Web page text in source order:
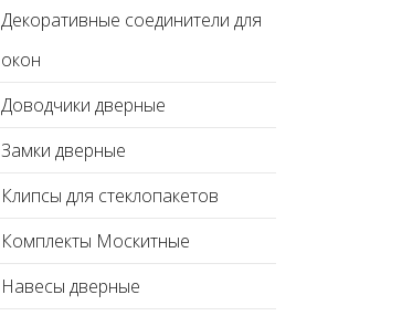
Декоративные соединители для
окон
Доводчики дверные
Замки дверные
Клипсы для стеклопакетов
Комплекты Москитные
Навесы дверные